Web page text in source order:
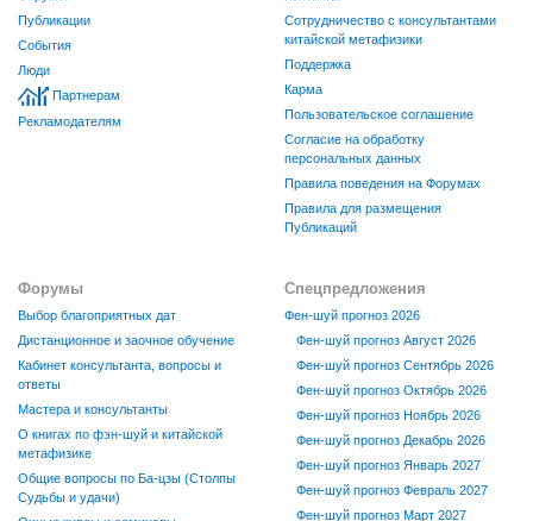
Публикации
События
Люди
Партнерам
Рекламодателям
Сотрудничество с консультантами
китайской метафизики
Поддержка
Карма
Пользовательское соглашение
Согласие на обработку
персональных данных
Правила поведения на Форумах
Правила для размещения
Публикаций
Форумы
Выбор благоприятных дат
Дистанционное и заочное обучение
Кабинет консультанта, вопросы и
ответы
Мастера и консультанты
О книгах по фэн-шуй и китайской
метафизике
Общие вопросы по Ба-цзы (Столпы
Судьбы и удачи)
Спецпредложения
Фен-шуй прогноз 2026
Фен-шуй прогноз Август 2026
Фен-шуй прогноз Сентябрь 2026
Фен-шуй прогноз Октябрь 2026
Фен-шуй прогноз Ноябрь 2026
Фен-шуй прогноз Декабрь 2026
Фен-шуй прогноз Январь 2027
Фен-шуй прогноз Февраль 2027
Фен-шуй прогноз Март 2027